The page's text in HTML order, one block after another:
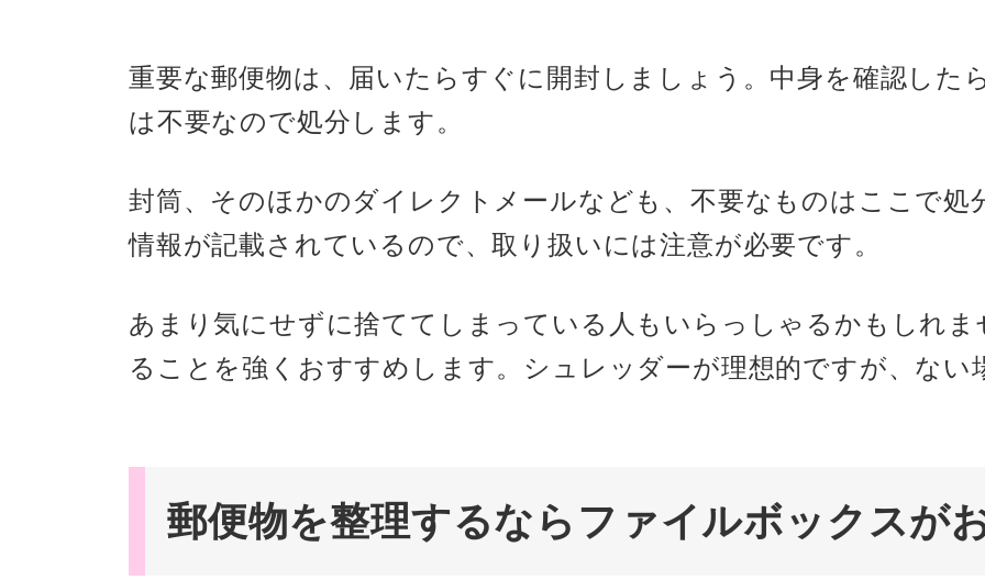
重要な郵便物は、届いたらすぐに開封しましょう。中身を確認した
は不要なので処分します。
封筒、そのほかのダイレクトメールなども、不要なものはここで処
情報が記載されているので、取り扱いには注意が必要です。
あまり気にせずに捨ててしまっている人もいらっしゃるかもしれ
ることを強くおすすめします。シュレッダーが理想的ですが、な
郵便物を整理するならファイルボックスが